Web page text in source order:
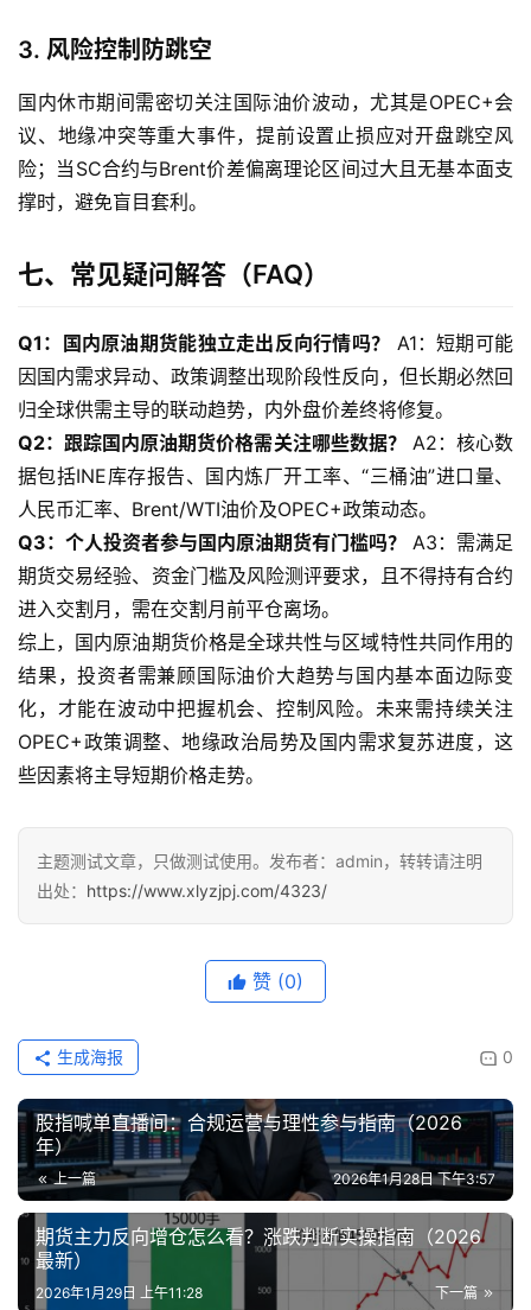
3. 风险控制防跳空
国内休市期间需密切关注国际油价波动，尤其是OPEC+会
议、地缘冲突等重大事件，提前设置止损应对开盘跳空风
险；当SC合约与Brent价差偏离理论区间过大且无基本面支
撑时，避免盲目套利。
七、常见疑问解答（FAQ）
Q1：国内原油期货能独立走出反向行情吗？
A1：短期可能
因国内需求异动、政策调整出现阶段性反向，但长期必然回
归全球供需主导的联动趋势，内外盘价差终将修复。
Q2：跟踪国内原油期货价格需关注哪些数据？
A2：核心数
据包括INE库存报告、国内炼厂开工率、“三桶油”进口量、
人民币汇率、Brent/WTI油价及OPEC+政策动态。
Q3：个人投资者参与国内原油期货有门槛吗？
A3：需满足
期货交易经验、资金门槛及风险测评要求，且不得持有合约
进入交割月，需在交割月前平仓离场。
综上，国内原油期货价格是全球共性与区域特性共同作用的
结果，投资者需兼顾国际油价大趋势与国内基本面边际变
化，才能在波动中把握机会、控制风险。未来需持续关注
OPEC+政策调整、地缘政治局势及国内需求复苏进度，这
些因素将主导短期价格走势。
主题测试文章，只做测试使用。发布者：admin，转转请注明
出处： https://www.xlyzjpj.com/4323/
赞 (0)
0
生成海报
股指喊单直播间：合规运营与理性参与指南（2026
年）
上一篇 2026年1月28日 下午3:57
期货主力反向增仓怎么看？涨跌判断实操指南（2026
最新）
下一篇
2026年1月29日 上午11:28